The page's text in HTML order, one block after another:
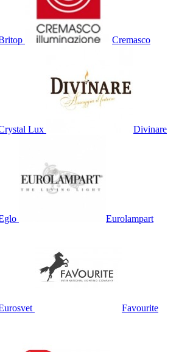
Cremasco
Lux Divinare
Eurolampart
Favourite